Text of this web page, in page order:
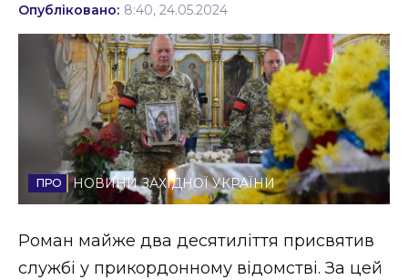
Події
Політика
Соціум
Спорт
Стиль життя
Втрачений Ужгород (відеоверсія)
Опубліковано: 8:40, 24.05.2024
НОВИНИ ЗАХІДНОЇ УКРАЇНИ
Роман майже два десятиліття присвятив
службі у прикордонному відомстві. За цей